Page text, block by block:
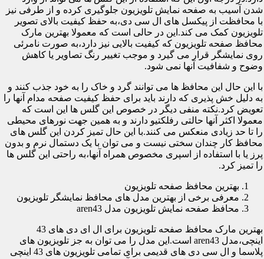
شدن آسیب به صفحه نمایش تلویزیون جلوگیری کرده و از طرفی نیز
با محافظت از پیکسل های ال سی دی،به حفظ کیفیت بالای تصویر
تلویزیون کمک می کند.این در حالی است که معمولا بهترین مارک
محافظ صفحه تلویزیون که کیفیت بالایی نیز دارد،به صورت نامرئی
روی نمایشگر قرار می گیرد و موجب تغییر رنگ تصاویر یا کاهش
وضوح و شفافیت آنها نمی شود.
با این حال این محافظ ها می توانند گرد و خاک را به خود جذب کنند و
به دلیل خش پذیری که دارند باید برای حفظ کیفیت صفحه مدام آنها را
تعویض کرد.نکته منفی دیگر در خصوص این گلس ها این است که
معمولا اکثر آنها حالتی رفلکتیو دارند و به همین جهت نورهای محیطی
را تا حد زیادی منعکس می کنند.با این حال تمیز کردن این گلس های
محافظ کار چندان سختی نیست و می توان با یک دستمال نرم و بدون
پرز یا با استفاده از اسپری مخصوص همراه آنها،به راحتی این گلس ها
را تمیز کرد.
بهترین محافظ صفحه تلویزیون
معرفی برخی از بهترین مدل های محافظ نمایشگر تلویزیون
محافظ صفحه نمایش تلویزیون مدل aren43
بهترین مارک محافظ صفحه تلویزیون برای ال ای دی های 43
اینچی،مدل aren43 است.این مدل را می توان به جز تلویزیون های
پلاسما و ال سی دی های قدیمی برای تمامی تلویزیون های 43 اینچی